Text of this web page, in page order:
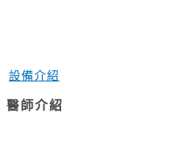
設備介紹
醫師介紹